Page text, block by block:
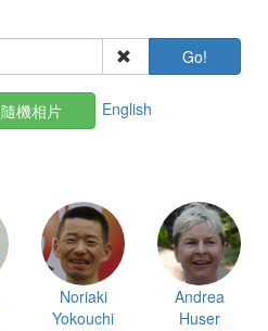
Go!
隨機相片 English
Noriaki
Yokouchi
Andrea
Huser